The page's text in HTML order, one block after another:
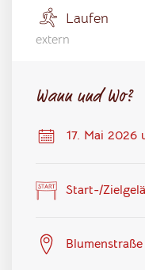
Laufen
extern
Wann und Wo?
17. Mai 2026
Start-/